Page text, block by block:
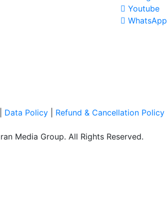
Youtube
WhatsApp
Data Policy| Refund & Cancellation Policy
Media Group. All Rights Reserved.